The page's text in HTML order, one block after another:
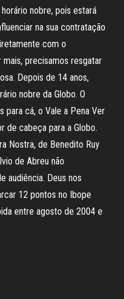
nobre, pois estará
na sua contratação
com o
precisamos resgatar
Depois de 14 anos,
nobre da Globo. O
para cá, o Vale a Pena Ver
de cabeça para a Globo.
Nostra, de Benedito Ruy
de Abreu não
audiência. Deus nos
12 pontos no Ibope
entre agosto de 2004 e